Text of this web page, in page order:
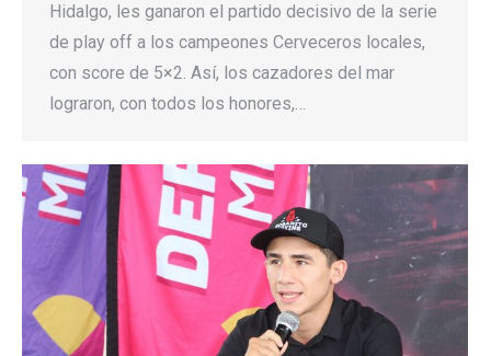
Hidalgo, les ganaron el partido decisivo de la serie
de play off a los campeones Cerveceros locales,
con score de 5×2. Así, los cazadores del mar
lograron, con todos los honores,…